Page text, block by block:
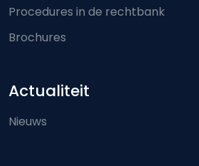
Procedures in de rechtbank
Brochures
Actualiteit
Nieuws